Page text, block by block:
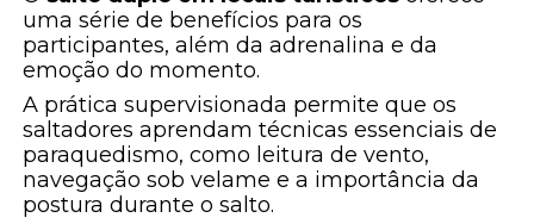
uma série de benefícios para os
participantes, além da adrenalina e da
emoção do momento.
A prática supervisionada permite que os
saltadores aprendam técnicas essenciais de
paraquedismo, como leitura de vento,
navegação sob velame e a importância da
postura durante o salto.